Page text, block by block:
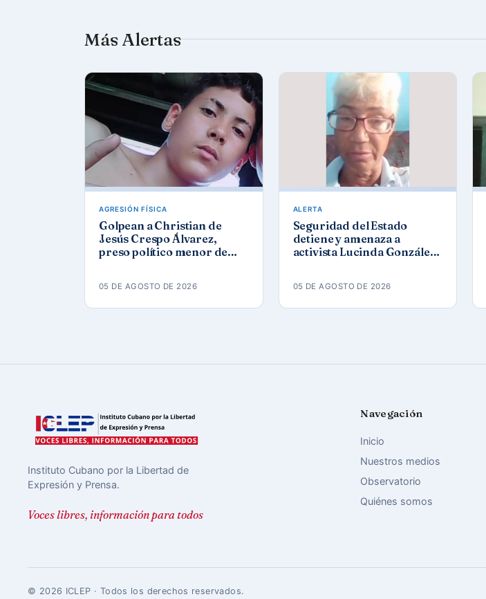
Más Alertas
AGRESIÓN FÍSICA
Golpean a Christian de
Jesús Crespo Álvarez,
preso político menor de
05 DE AGOSTO DE 2026
ALERTA
Seguridad del Estado
detiene y amenaza a
activista Lucinda González
05 DE AGOSTO DE 2026
Instituto Cubano por la Libertad de
Expresión y Prensa.
Voces libres, información para todos
Navegación
Inicio
Nuestros medios
Observatorio
Quiénes somos
© 2026 ICLEP · Todos los derechos reservados.